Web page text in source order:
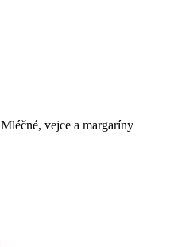
Mléčné, vejce a margaríny